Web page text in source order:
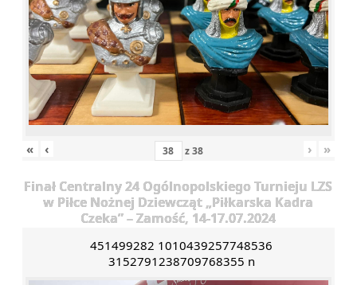
« ‹ z38 › »
Finał Centralny 24 Ogólnopolskiego Turnieju LZS
w Piłce Nożnej Dziewcząt „Piłkarska Kadra
Czeka” – Zamość, 14-17.07.2024
451499282 1010439257748536
3152791238709768355 n